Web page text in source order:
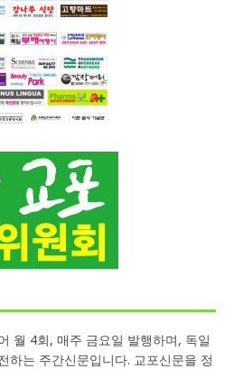
월 4회, 매주 금요일 발행하며, 독일
하는 주간신문입니다. 교포신문을 정